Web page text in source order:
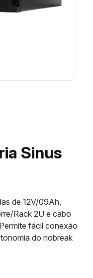
Sinus
de 12V/09Ah,
Rack 2U e cabo
fácil conexão
do nobreak